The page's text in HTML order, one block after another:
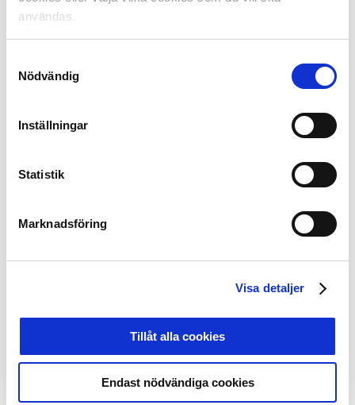
användas.
Nödvändig
Inställningar
Statistik
Marknadsföring
Visa detaljer
Tillåt alla cookies
Endast nödvändiga cookies
verksamhet. Det är då avgörande att vi har en nära
dialog för att skapa goda förutsättningar för framtiden.
ska vara aktiva.
naturgräs, det finns en mängd olika system som
de olika leverantörerna använder sig av.
armerande grund i form av ett rutnätsmönster.
Sedan sår man naturgräs i rutnätsmönstret och
låter det växa upp över konstgräset.
att hålla det på en nivå ovanför konstgräset så
att man hela tiden spelar på naturgräset.
Gräsmattan sköts sedan som en vanlig gräsmatta
vad gäller bevattning och dränering etc.
League, i stora delar av Italien och Holland samt